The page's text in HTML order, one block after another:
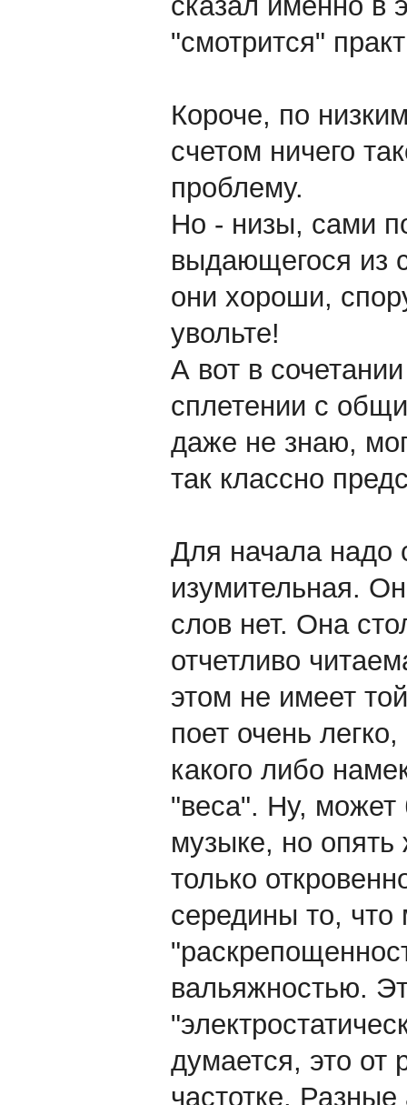
"смотрится"
Короче, по
счетом ничего
проблему.
Но - низы, сами
выдающегося из
они хороши,
увольте!
А вот в
сплетении с
даже не знаю,
так классно
Для начала надо
изумительная.
слов нет. Она
отчетливо
этом не имеет
поет очень
какого либо
"веса". Ну,
музыке, но опять
только
середины то, что
вальяжностью.
думается, это от
частотке.